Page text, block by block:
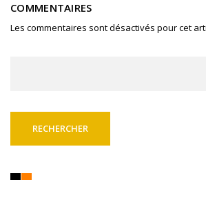
COMMENTAIRES
Les commentaires sont désactivés pour cet